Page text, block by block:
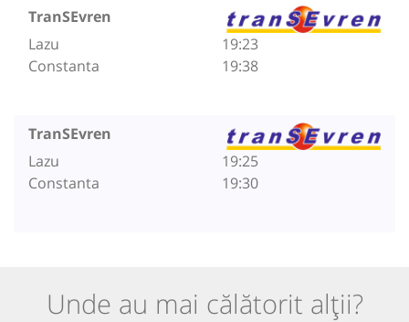
TranSEvren
Lazu
Constanta
19:23
19:38
TranSEvren
Lazu
Constanta
19:25
19:30
Unde au mai călătorit alții?